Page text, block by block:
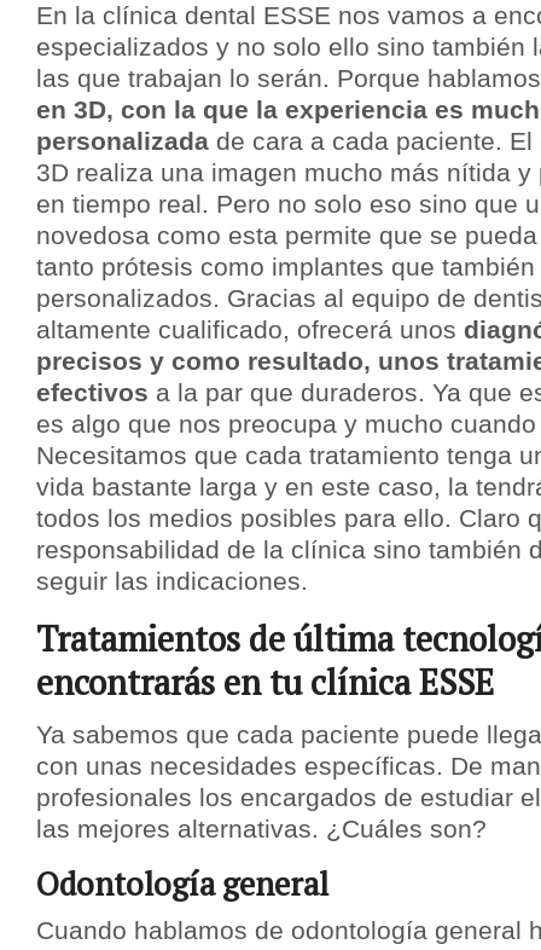
En la clínica dental ESSE nos vamos a
especializados y no solo ello sino también
las que trabajan lo serán. Porque
en 3D, con la que la experiencia es
personalizada de cara a cada paciente.
3D realiza una imagen mucho más nítida
en tiempo real. Pero no solo eso sino que
novedosa como esta permite que se
tanto prótesis como implantes que
personalizados. Gracias al equipo de
altamente cualificado, ofrecerá unos
precisos y como resultado, unos
efectivos a la par que duraderos. Ya que
es algo que nos preocupa y mucho
Necesitamos que cada tratamiento tenga
vida bastante larga y en este caso, la
todos los medios posibles para ello. Claro
responsabilidad de la clínica sino también
seguir las indicaciones.
Tratamientos de última
encontrarás en tu clínica ESSE
Ya sabemos que cada paciente puede
con unas necesidades específicas. De
profesionales los encargados de estudiar
las mejores alternativas. ¿Cuáles son?
Odontología general
Cuando hablamos de odontología general